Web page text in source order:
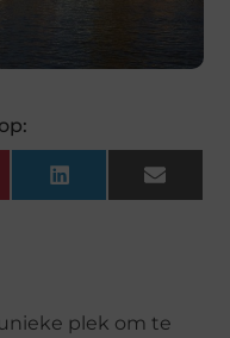
LinkedIn Email
plek om te